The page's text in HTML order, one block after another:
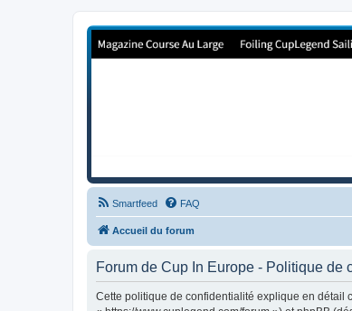
Forum de Cup In Europe
Smartfeed FAQ
Accueil du forum
Forum de Cup In Europe - Politique de
Cette politique de confidentialité explique en détail